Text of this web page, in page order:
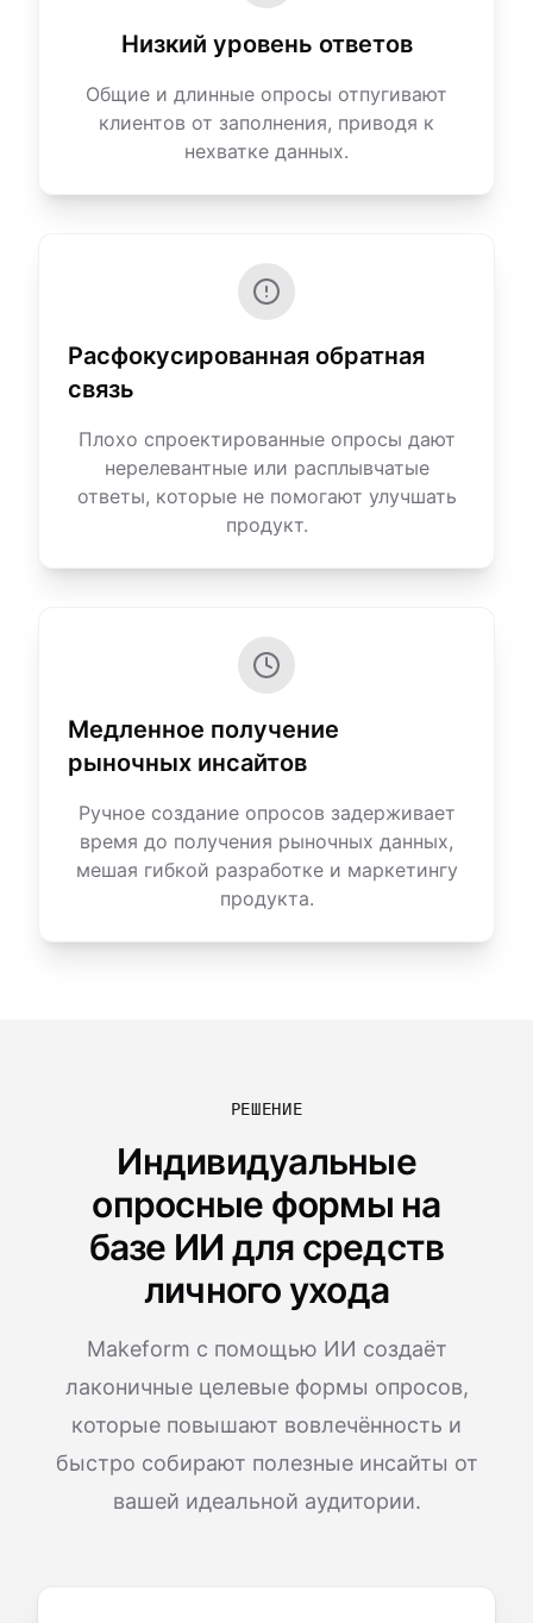
Низкий уровень ответов
Общие и длинные опросы отпугивают
клиентов от заполнения, приводя к
нехватке данных.
Расфокусированная обратная
связь
Плохо спроектированные опросы дают
нерелевантные или расплывчатые
ответы, которые не помогают улучшать
продукт.
Медленное получение
рыночных инсайтов
Ручное создание опросов задерживает
время до получения рыночных данных,
мешая гибкой разработке и маркетингу
продукта.
РЕШЕНИЕ
Индивидуальные
опросные формы на
базе ИИ для средств
личного ухода
Makeform с помощью ИИ создаёт
лаконичные целевые формы опросов,
которые повышают вовлечённость и
быстро собирают полезные инсайты от
вашей идеальной аудитории.